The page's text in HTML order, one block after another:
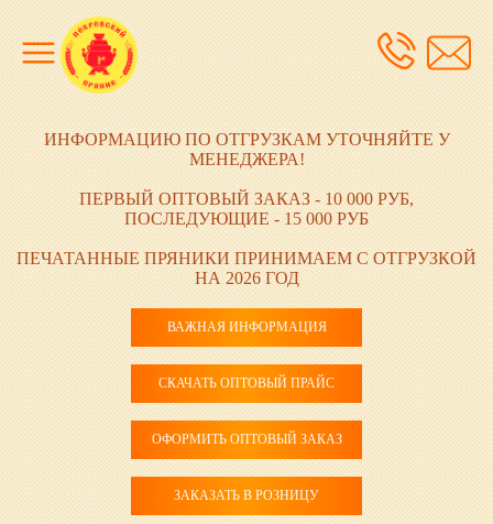
ИНФОРМАЦИЮ ПО ОТГРУЗКАМ УТОЧНЯЙТЕ У
МЕНЕДЖЕРА!
ПЕРВЫЙ ОПТОВЫЙ ЗАКАЗ - 10 000 РУБ,
ПОСЛЕДУЮЩИЕ - 15 000 РУБ
ПЕЧАТАННЫЕ ПРЯНИКИ ПРИНИМАЕМ С ОТГРУЗКОЙ
НА 2026 ГОД
ВАЖНАЯ ИНФОРМАЦИЯ
СКАЧАТЬ ОПТОВЫЙ ПРАЙС
ОФОРМИТЬ ОПТОВЫЙ ЗАКАЗ
ЗАКАЗАТЬ В РОЗНИЦУ